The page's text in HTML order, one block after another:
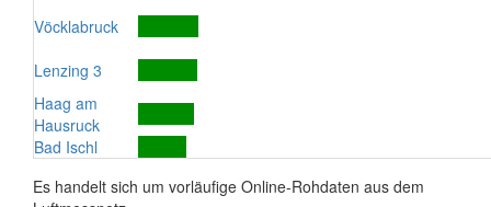
Vöcklabruck
Lenzing 3
Haag am
Hausruck
Bad Ischl
Es handelt sich um vorläufige Online-Rohdaten aus dem